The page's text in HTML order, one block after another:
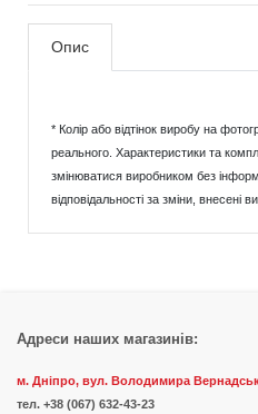
Опис
* Колір або відтінок виробу на
реального. Характеристики та
змінюватися виробником без
відповідальності за зміни, внесені
Адреси наших магазинів:
м. Дніпро, вул. Володимира
тел. +38 (067) 632-43-23